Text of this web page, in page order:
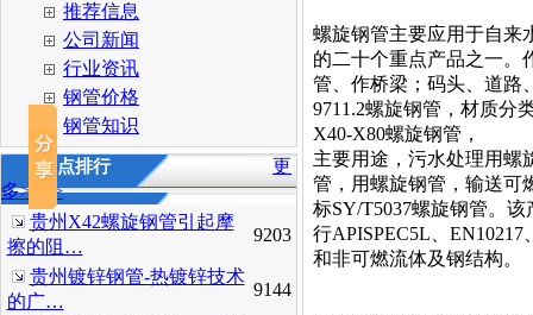
推荐信息
公司新闻
行业资讯
钢管价格
钢管知识
热点排行
更
多>>>>
贵州X42螺旋钢管引起摩
擦的阻…
9203
贵州镀锌钢管-热镀锌技术
的广…
9144
螺旋钢管主要应用于自来
的二十个重点产品之一。
管、作桥梁；码头、道路
9711.2螺旋钢管，材质分
X40-X80螺旋钢管，
主要用途，污水处理用螺
管，用螺旋钢管，输送可
标SY/T5037螺旋钢管。
行APISPEC5L、
和非可燃流体及钢结构。